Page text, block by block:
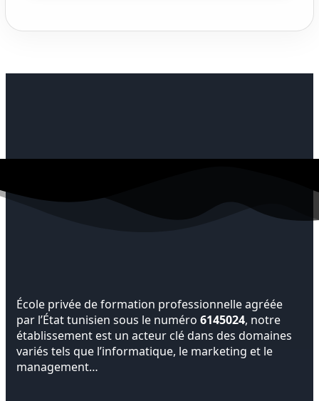
École privée de formation professionnelle agréée
par l’État tunisien sous le numéro 6145024, notre
établissement est un acteur clé dans des domaines
variés tels que l’informatique, le marketing et le
management…